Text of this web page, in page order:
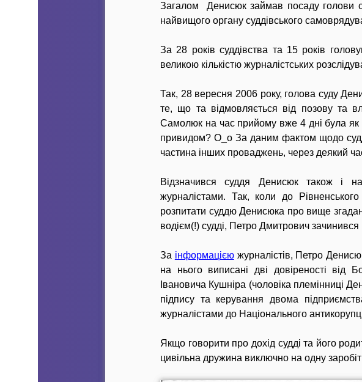
Загалом Денисюк займав посаду голови
найвищого органу суддівського
За 28 років суддівства та 15 років
великою кількістю журналістських
Так, 28 вересня 2006 року, голова суду
те, що та відмовляється від позову та
Самолюк на час прийому вже 4 дні була
привидом? О_о За даним фактом щодо
частина інших проваджень, через деякий
Відзначився суддя Денисюк також і
журналістами. Так, коли до
розпитати суддю Денисюка про вище
водієм(!) судді, Петро Дмитрович
За інформацієюжурналістів, Петро
на нього виписані дві довіреності від
Івановича Кушніра (чоловіка племінниці
підпису та керування двома
журналістами до Національного
Якщо говорити про дохід судді та його
цивільна дружина виключно на одну